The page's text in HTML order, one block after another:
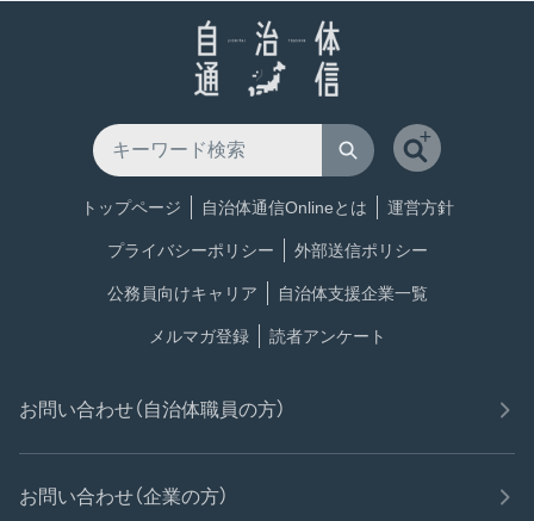
トップページ 自治体通信Onlineとは 運営方針
プライバシーポリシー 外部送信ポリシー
公務員向けキャリア 自治体支援企業一覧
メルマガ登録 読者アンケート
お問い合わせ（自治体職員の方）
お問い合わせ（企業の方）